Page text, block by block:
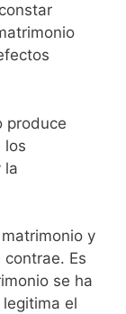
produce
los
la
y
Es
se ha
el